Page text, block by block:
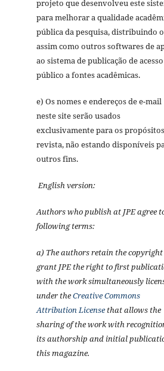
projeto que desenvolveu este
para melhorar a qualidade
pública da pesquisa, distribuindo o
assim como outros softwares de
ao sistema de publicação de acesso
público a fontes acadêmicas.
e) Os nomes e endereços de e-mail
neste site serão usados
exclusivamente para os
revista, não estando disponíveis
outros fins.
English version:
Authors who publish at JPE agree
following terms:
a) The authors retain the
grant JPE the right to first
with the work simultaneously
under theCreative Commons
Attribution Licensethat allows the
sharing of the work with
its authorship and initial
this magazine.